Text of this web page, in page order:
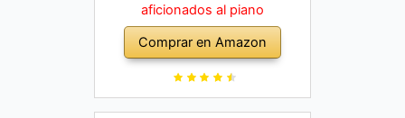
aficionados al piano
Comprar en Amazon